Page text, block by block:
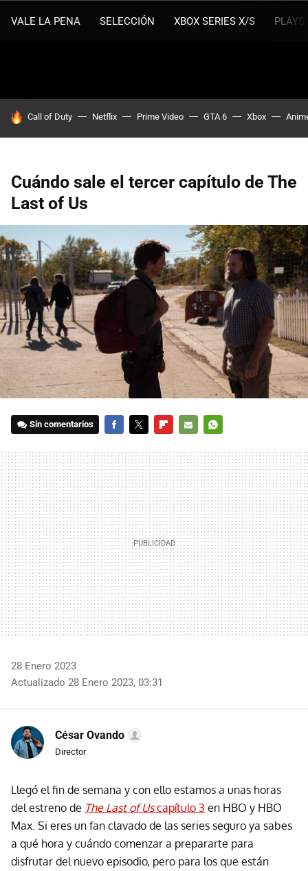
VALE LA PENA SELECCIÓN XBOX SERIES X/S
HOY SE HABLA DE
Call of Duty Netflix Prime Video GTA 6 Xbox
Cuándo sale el tercer capítulo de The
Last of Us
Sin comentarios
MAIL
28 Enero 2023
Actualizado 28 Enero 2023, 03:31
César Ovando
Director
Llegó el fin de semana y con ello estamos a unas horas
del estreno de The Last of Uscapítulo 3 en HBO y HBO
Max. Si eres un fan clavado de las series seguro ya sabes
a qué hora y cuándo comenzar a prepararte para
disfrutar del nuevo episodio, pero para los que están